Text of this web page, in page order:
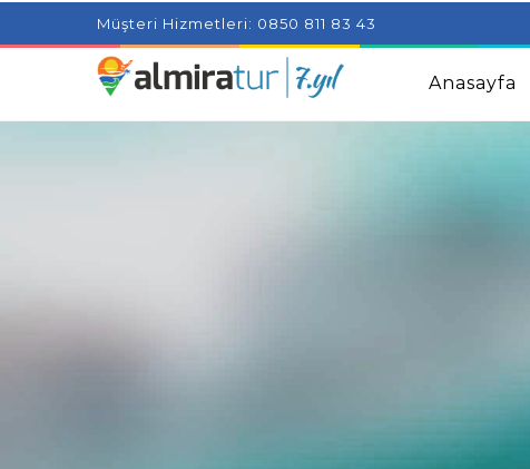
Project Milenial featuring news blogs and tutorials
Kids Amazingly Simple Skin Care Tips For People With Acne
Müşteri Hizmetleri: 0850 811 83 43
Anasayfa